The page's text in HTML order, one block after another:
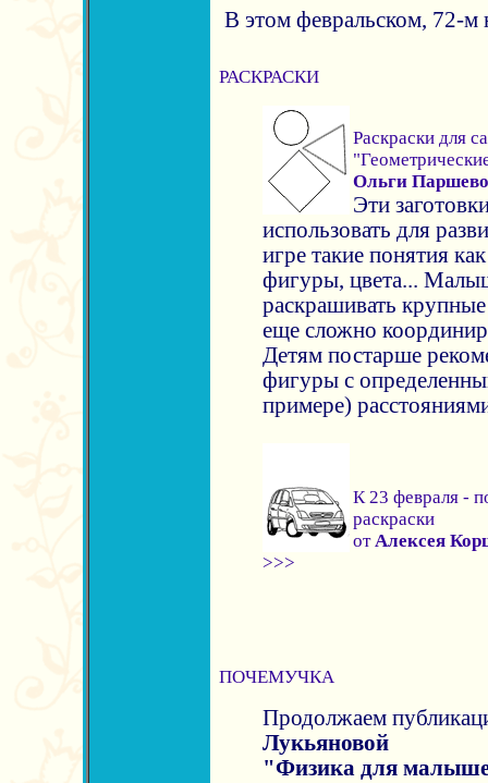
В этом февральском, 72-м
РАСКРАСКИ
Раскраски для
Ольги
Эти
использовать для
игре такие понятия
фигуры, цвета...
раскрашивать
еще сложно
Детям постарше
фигуры с
примере)
К 23 февраля -
раскраски
отАлексея
>>>
ПОЧЕМУЧКА
Продолжаем
Лукьяновой
"Физика для